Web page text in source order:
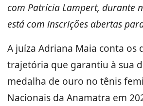
com Patrícia Lampert, durante
está com inscrições abertas
A juíza Adriana Maia conta os
trajetória que garantiu à sua
medalha de ouro no tênis
Nacionais da Anamatra em